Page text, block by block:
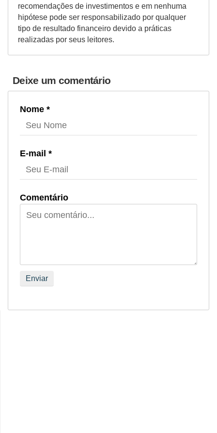
recomendações de investimentos e em nenhuma
hipótese pode ser responsabilizado por qualquer
tipo de resultado financeiro devido a práticas
realizadas por seus leitores.
Deixe um comentário
Nome *
E-mail *
Comentário